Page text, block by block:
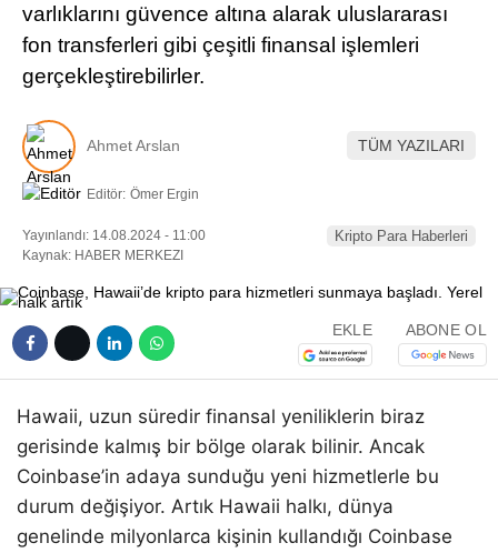
Telegram
varlıklarını güvence altına alarak uluslararası
fon transferleri gibi çeşitli finansal işlemleri
gerçekleştirebilirler.
Ahmet Arslan TÜM YAZILARI
Editör: Ömer Ergin
Yayınlandı: 14.08.2024 - 11:00
Kaynak: HABER MERKEZI
Kripto Para Haberleri
EKLE ABONE OL
Hawaii, uzun süredir finansal yeniliklerin biraz
gerisinde kalmış bir bölge olarak bilinir. Ancak
Coinbase’in adaya sunduğu yeni hizmetlerle bu
durum değişiyor. Artık Hawaii halkı, dünya
genelinde milyonlarca kişinin kullandığı Coinbase